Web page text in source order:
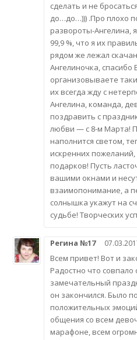
сделать и не
до…до…))) .Про плохо
развороты-Ангелина,
99,9 %, что я их
рядом же лежал
Ангелиночка, спасибо
организовываете
их всегда жду с
Ангелина, команда,
поздравить с
любви — с 8-м Марта!
наполнится светом,
искренних
подарков! Пусть
вашими окнами и
взаимопонимание, а
солнышка укажут на
судьбе! Творческих
Регина №17
Всем привет! Вот и
Радостно что
замечательный
он закончился. Было
положительных
общения со всем
марафоне, всем